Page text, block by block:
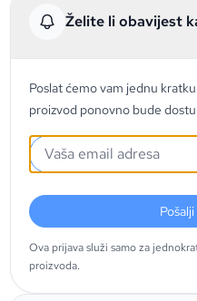
Želite li obavijest
Poslat ćemo vam jednu
proizvod ponovno bude
Ova prijava služi samo za
proizvoda.